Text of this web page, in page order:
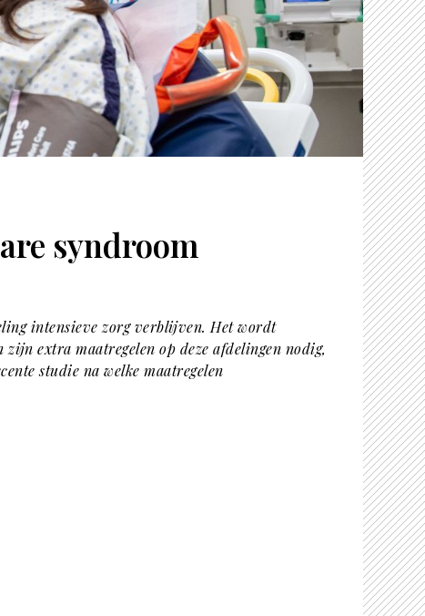
syndroom
intensieve zorg verblijven. Het wordt
extra maatregelen op deze afdelingen nodig,
studie na welke maatregelen